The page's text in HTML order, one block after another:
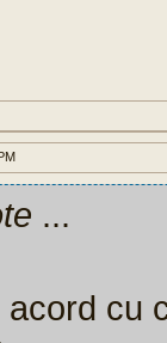
...
acord cu